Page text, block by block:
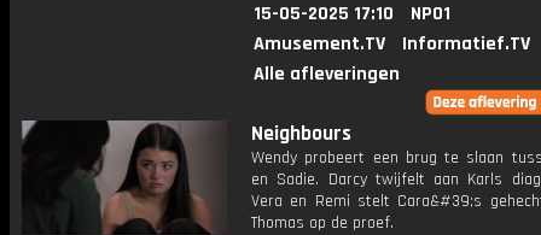
15-05-2025 17:10
NPO1
Amusement.TV
Informatief.TV
Alle afleveringen
Neighbours
Wendy probeert een brug te slaan
en Sadie. Darcy twijfelt aan Karls
Vera en Remi stelt Cara&#39;s
Thomas op de proef.